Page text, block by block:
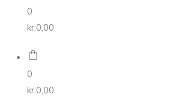
0
kr.0,00
0
kr.0,00